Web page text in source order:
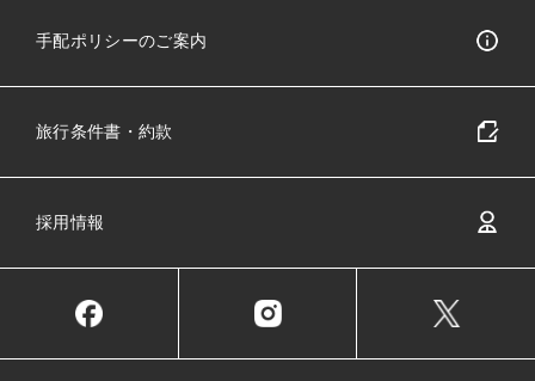
手配ポリシーのご案内
旅行条件書・約款
採用情報